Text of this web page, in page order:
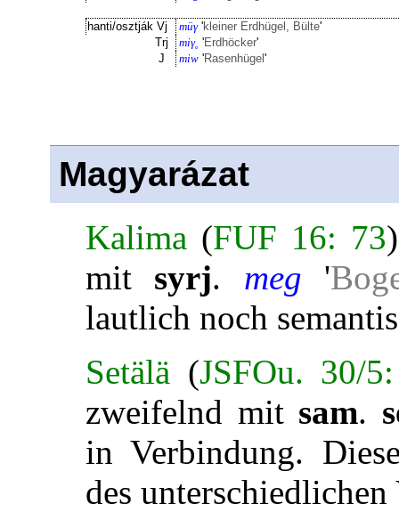
hanti/osztják Vj müγ'kleiner Erdhügel, Bülte'
Trj
miγ˳ 'Erdhöcker'
J
miw 'Rasenhügel '
Magyarázat
Kalima (FUF 16: 73
mit syrj. meg '
lautlich noch
Setälä (JSFOu. 30/
zweifelnd mit sam.
in Verbindung.
des